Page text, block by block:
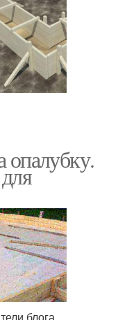
опалубку.
блога